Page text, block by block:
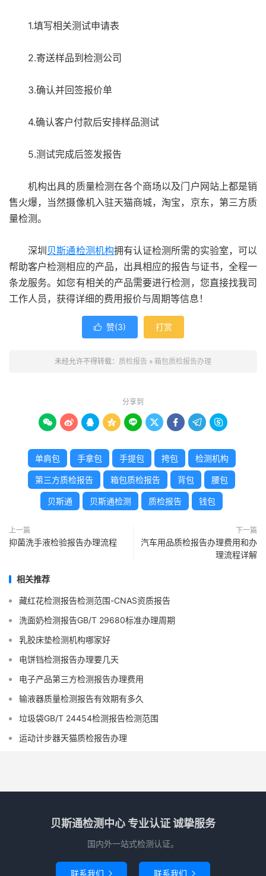
1.填写相关测试申请表
2.寄送样品到检测公司
3.确认并回签报价单
4.确认客户付款后安排样品测试
5.测试完成后签发报告
机构出具的质量检测在各个商场以及门户网站上都是销
售火爆，当然摄像机入驻天猫商城，淘宝，京东，第三方质
量检测。
深圳 贝斯通检测机构拥有认证检测所需的实验室，可以
帮助客户检测相应的产品，出具相应的报告与证书，全程一
条龙服务。如您有相关的产品需要进行检测，您直接找我司
工作人员，获得详细的费用报价与周期等信息！
 赞(3) 打赏
未经允许不得转载： 质检报告 » 箱包质检报告办理
分享到
        
单肩包 手拿包 手提包 挎包 检测机构
第三方质检报告 箱包质检报告 背包 腰包
贝斯通 贝斯通检测 质检报告 钱包
上一篇
抑菌洗手液检验报告办理流程
下一篇
汽车用品质检报告办理费用和办
理流程详解
相关推荐
藏红花检测报告检测范围-CNAS资质报告
洗面奶检测报告GB/T 29680标准办理周期
乳胶床垫检测机构哪家好
电饼铛检测报告办理要几天
电子产品第三方检测报告办理费用
输液器质量检测报告有效期有多久
垃圾袋GB/T 24454检测报告检测范围
运动计步器天猫质检报告办理
贝斯通检测中心 专业认证 诚挚服务
国内外一站式检测认证。
联系我们  联系我们 